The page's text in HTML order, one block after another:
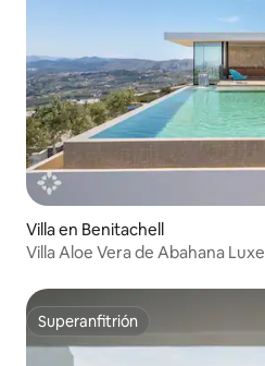
Villa en Benitachell
Villa Aloe Vera de Abahana Luxe
Superanfitrión
Superanfitrión